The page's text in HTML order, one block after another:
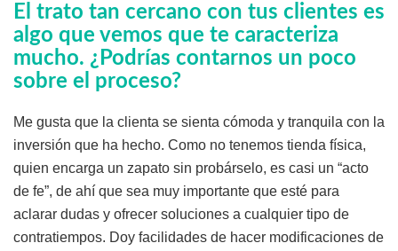
El trato tan cercano con tus clientes es
algo que vemos que te caracteriza
mucho. ¿Podrías contarnos un poco
sobre el proceso?
Me gusta que la clienta se sienta cómoda y tranquila con la
inversión que ha hecho. Como no tenemos tienda física,
quien encarga un zapato sin probárselo, es casi un “acto
de fe”, de ahí que sea muy importante que esté para
aclarar dudas y ofrecer soluciones a cualquier tipo de
contratiempos. Doy facilidades de hacer modificaciones de